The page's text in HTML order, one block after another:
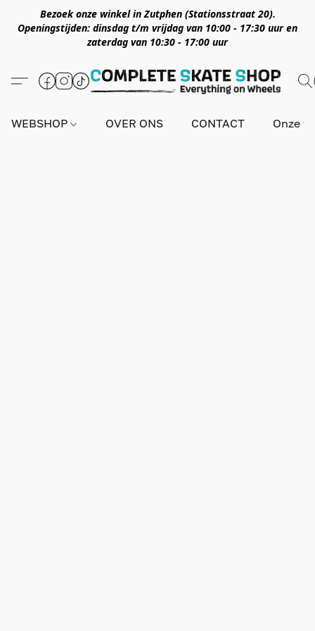
Bezoek onze winkel in Zutphen (Stationsstraat 20).
Openingstijden: dinsdag t/m vrijdag van 10:00 - 17:30 uur en
zaterdag van 10:30 - 17:00 uur
WEBSHOP OVER ONS CONTACT Onze